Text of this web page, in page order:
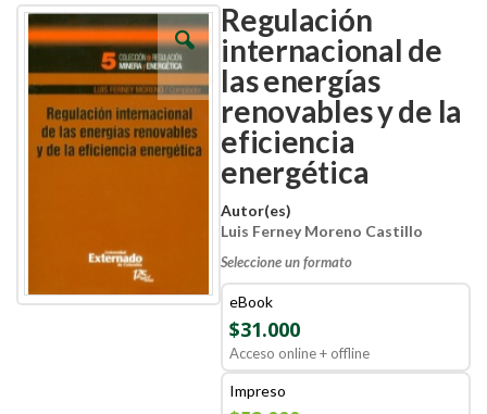
Regulación
internacional de
las energías
renovables y de la
eficiencia
energética
Autor(es)
Luis Ferney Moreno Castillo
Seleccione un formato
eBook
$31.000
Acceso online + offline
Impreso
Skip
to
the
end
of
images
gallery
Skip
to
the
beginning
of
images
gallery